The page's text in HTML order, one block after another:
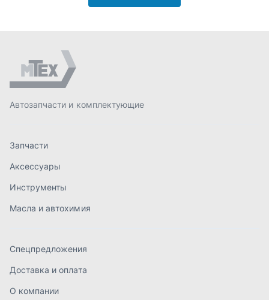
Масла и автохимия
Спецпредложения
Доставка и оплата
Контакты
order@mteh74.ru
+7 (904) 945-52-55